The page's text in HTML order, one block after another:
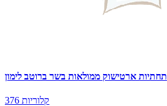
תחתיות ארטישוק ממולאות בשר ברוטב לימון
376 קלוריות